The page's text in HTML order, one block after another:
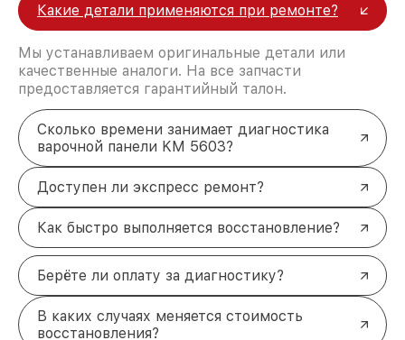
Какие детали применяются при ремонте?
Мы устанавливаем оригинальные детали или
качественные аналоги. На все запчасти
предоставляется гарантийный талон.
Сколько времени занимает диагностика
варочной панели KM 5603?
Доступен ли экспресс ремонт?
Как быстро выполняется восстановление?
Берёте ли оплату за диагностику?
В каких случаях меняется стоимость
восстановления?